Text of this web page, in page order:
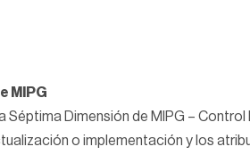
MIPG
Séptima Dimensión de MIPG –
o implementación y los